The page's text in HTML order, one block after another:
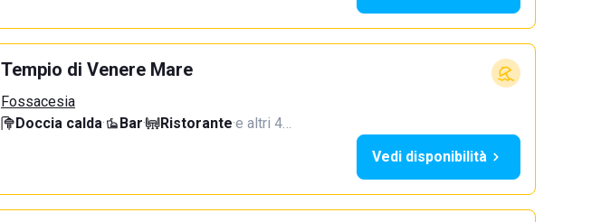
Tempio di Venere Mare
Fossacesia
Doccia calda· Bar· Ristorante·e altri 4…
Vedi disponibilità